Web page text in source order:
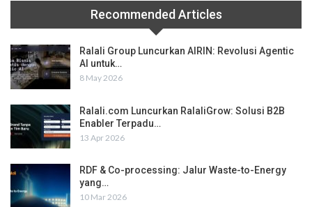
Recommended Articles
Ralali Group Luncurkan AIRIN: Revolusi Agentic
AI untuk…
8 May 2026
Ralali.com Luncurkan RalaliGrow: Solusi B2B
Enabler Terpadu…
13 Apr 2026
RDF & Co-processing: Jalur Waste-to-Energy
yang…
10 Mar 2026